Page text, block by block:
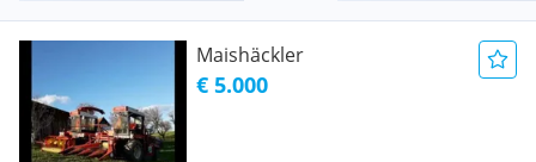
Maishäckler
€ 5.000